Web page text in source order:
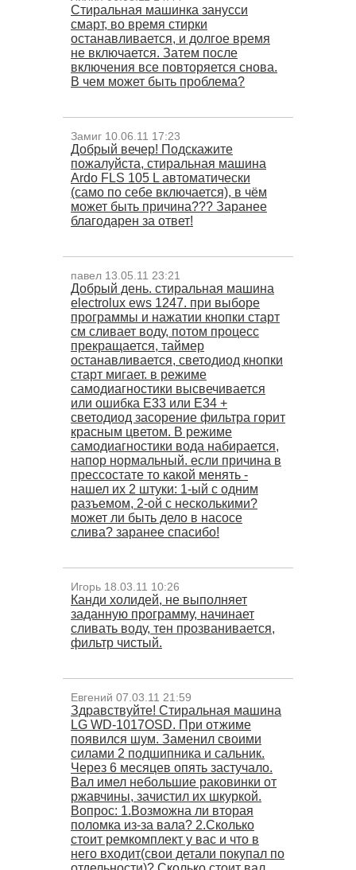
Стиральная машинка занусси
смарт, во время стирки
останавливается, и долгое время
не включается. Затем после
включения все повторяется снова.
В чем может быть проблема?
Замиг 10.06.11 17:23
Добрый вечер! Подскажите
пожалуйста, стиральная машина
Ardo FLS 105 L автоматически
(само по себе включается), в чём
может быть причина??? Заранее
благодарен за ответ!
павел 13.05.11 23:21
Добрый день. стиральная машина
electrolux ews 1247. при выборе
программы и нажатии кнопки старт
см сливает воду, потом процесс
прекращается, таймер
останавливается, светодиод кнопки
старт мигает. в режиме
самодиагностики высвечивается
или ошибка Е33 или Е34 +
светодиод засорение фильтра горит
красным цветом. В режиме
самодиагностики вода набирается,
напор нормальный. если причина в
прессостате то какой менять -
нашел их 2 штуки: 1-ый с одним
разъемом, 2-ой с несколькими?
может ли быть дело в насосе
слива? заранее спасибо!
Игорь 18.03.11 10:26
Канди холидей, не выполняет
заданную программу, начинает
сливать воду, тен прозванивается,
фильтр чистый.
Евгений 07.03.11 21:59
Здравствуйте! Стиральная машина
LG WD-1017OSD. При отжиме
появился шум. Заменил своими
силами 2 подшипника и сальник.
Через 6 месяцев опять застучало.
Вал имел небольшие раковинки от
ржавчины, зачистил их шкуркой.
Вопрос: 1.Возможна ли вторая
поломка из-за вала? 2.Сколько
стоит ремкомплект у вас и что в
него входит(свои детали покупал по